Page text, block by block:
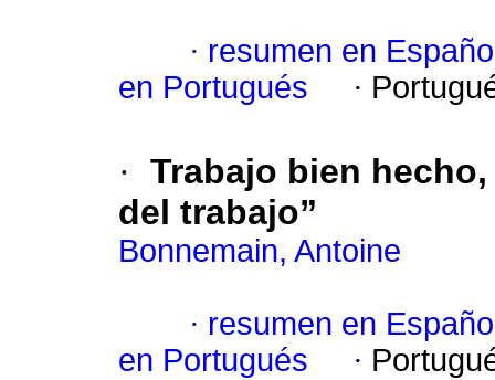
· resumen en
en Portugués
·
· Trabajo bien
del trabajo”
Bonnemain, Antoine
· resumen en
en Portugués
·